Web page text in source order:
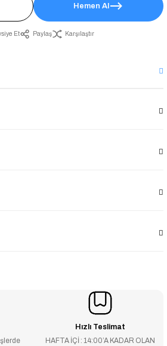
Hemen Al
Et Paylaş Karşılaştır
Hızlı Teslimat
HAFTA İÇİ : 14:00’A KADAR OLAN